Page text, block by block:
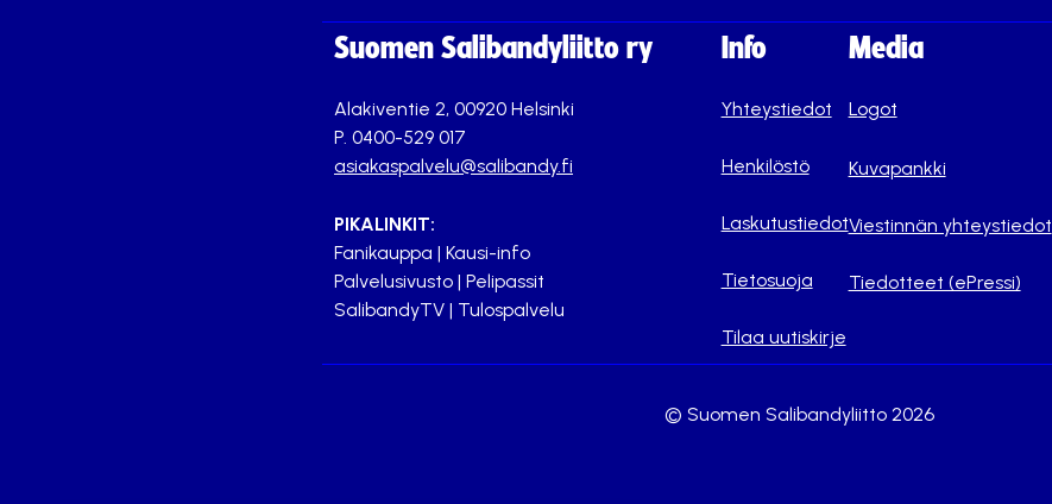
Suomen Salibandyliitto ry
Alakiventie 2, 00920 Helsinki
P. 0400-529 017
asiakaspalvelu@salibandy.fi
PIKALINKIT:
Fanikauppa | Kausi-info
Palvelusivusto | Pelipassit
SalibandyTV | Tulospalvelu
Info
Yhteystiedot
Henkilöstö
Laskutustiedot
Tietosuoja
Tilaa uutiskirje
Media
Logot
Kuvapankki
Viestinnän yhteystiedot
Tiedotteet (ePressi)
© Suomen Salibandyliitto 2026